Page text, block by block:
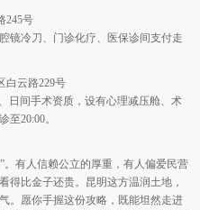
号
镜冷刀、门诊化疗、医保诊间支付走
云路229号
日间手术资质，设有心理减压舱、术
20:00。
。有人信赖公立的厚重，有人偏爱民营
得比金子还贵。昆明这方温润土地，
。愿你手握这份攻略，既能坦然走进